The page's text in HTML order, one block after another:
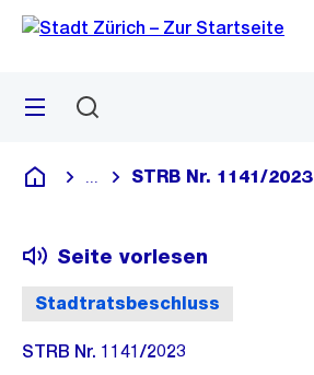
Navigation
Sprunglink
Menü
Deutsch
Blende alle Breadcrumbs ein
STRB Nr. 1141/2023
Stadtratsbeschluss
Seite vorlesen
STRB Nr. 1141/2023